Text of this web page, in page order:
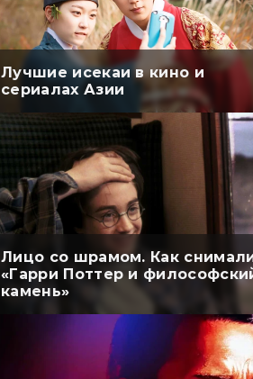
Лучшие исекаи в кино и
сериалах Азии
Лицо со шрамом. Как
«Гарри Поттер и
камень»